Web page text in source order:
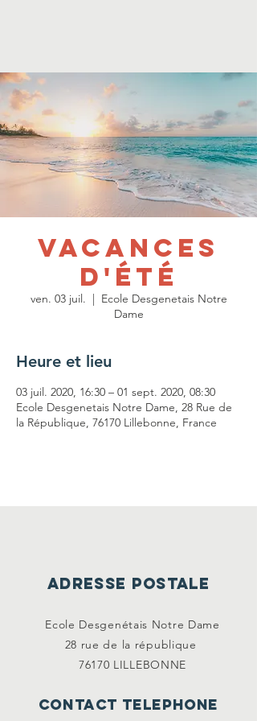
Vacances
d'été
ven. 03 juil.
  |
Ecole Desgenetais Notre
Dame
Heure et lieu
03 juil. 2020, 16:30 – 01 sept. 2020, 08:30
Ecole Desgenetais Notre Dame, 28 Rue de
la République, 76170 Lillebonne, France
ADRESSE POSTALE
Ecole Desgenétais Notre Dame
28 rue de la république
76170 LILLEBONNE
CONTACT TELEPHONE